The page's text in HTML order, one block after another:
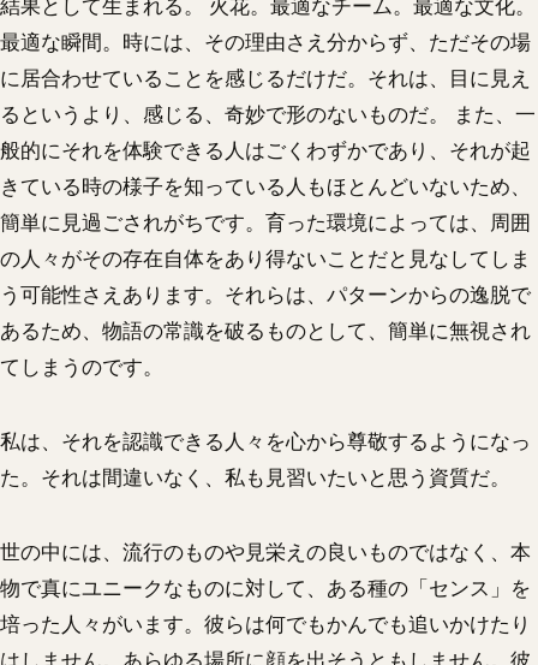
最適な瞬間。時には、その理由さえ分からず、ただその場
に居合わせていることを感じるだけだ。それは、目に見え
るというより、感じる、奇妙で形のないものだ。 また、一
般的にそれを体験できる人はごくわずかであり、それが起
きている時の様子を知っている人もほとんどいないため、
簡単に見過ごされがちです。育った環境によっては、周囲
の人々がその存在自体をあり得ないことだと見なしてしま
う可能性さえあります。それらは、パターンからの逸脱で
あるため、物語の常識を破るものとして、簡単に無視され
てしまうのです。
私は、それを認識できる人々を心から尊敬するようになっ
た。それは間違いなく、私も見習いたいと思う資質だ。
世の中には、流行のものや見栄えの良いものではなく、本
物で真にユニークなものに対して、ある種の「センス」を
培った人々がいます。彼らは何でもかんでも追いかけたり